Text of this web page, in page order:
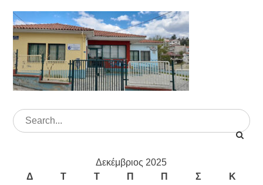
Search
for:
Δεκέμβριος 2025
Δ
Τ Τ Π Π Σ
Κ